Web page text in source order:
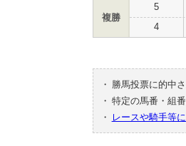
複勝
5
4
・
勝馬投票に的中
・ 特定の馬番・組
・
レースや騎手等